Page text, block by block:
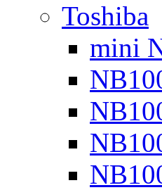
Toshiba
mini